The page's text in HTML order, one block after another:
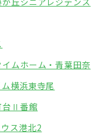
イムホーム・青葉田奈
横浜東寺尾
台Ⅱ番館
ス港北2